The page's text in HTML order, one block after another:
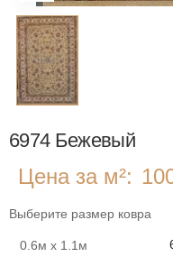
6974 Бежевый
Цена за м²:
Выберите размер ковра
0.6м x 1.1м